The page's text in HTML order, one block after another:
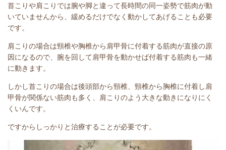
首こりや肩こりでは腕や脚と違って長時間の同一姿勢で筋肉が動
いていませんから、 緩めるだけでなく動かしてあげることも必要
です。
肩こりの場合は頸椎や胸椎から肩甲骨に付着する筋肉が直接の原
因になるので、腕を回して肩甲骨を動かせば付着する筋肉も一緒
に動きます。
しかし首こりの場合は後頭部から頸椎、頸椎から胸椎に付着し肩
甲骨が関係ない筋肉も多く、肩こりのよう大きな動きになりにく
くいんです。
ですからしっかりと治療することが必要です。